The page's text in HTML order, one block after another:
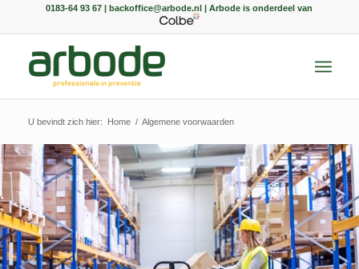
0183-64 93 67 | backoffice@arbode.nl | Arbode is onderdeel van
U bevindt zich hier: Home / Algemene voorwaarden